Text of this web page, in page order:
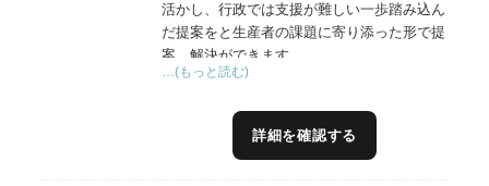
活かし、行政では支援が難しい一歩踏み込ん
だ提案をと生産者の課題に寄り添った形で提
案、解決ができます。
特に輸出や品質管理は実務経験もあり、具体
…(もっと読む)
詳細を確認する